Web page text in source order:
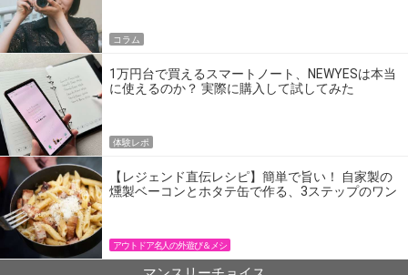
コラム
1万円台で買えるスマートノート、NEWYESは本当
に使えるのか？ 実際に購入して試してみた
体験レポ
【レジェンド直伝レシピ】簡単で旨い！ 自家製の
燻製ベーコンとホタテ缶で作る、3ステップのワン
アウトドア名人の外遊び＆メシ